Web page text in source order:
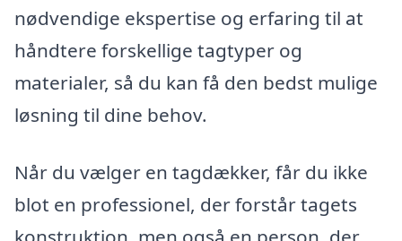
nødvendige ekspertise og erfaring til at
håndtere forskellige tagtyper og
materialer, så du kan få den bedst mulige
løsning til dine behov.
Når du vælger en tagdækker, får du ikke
blot en professionel, der forstår tagets